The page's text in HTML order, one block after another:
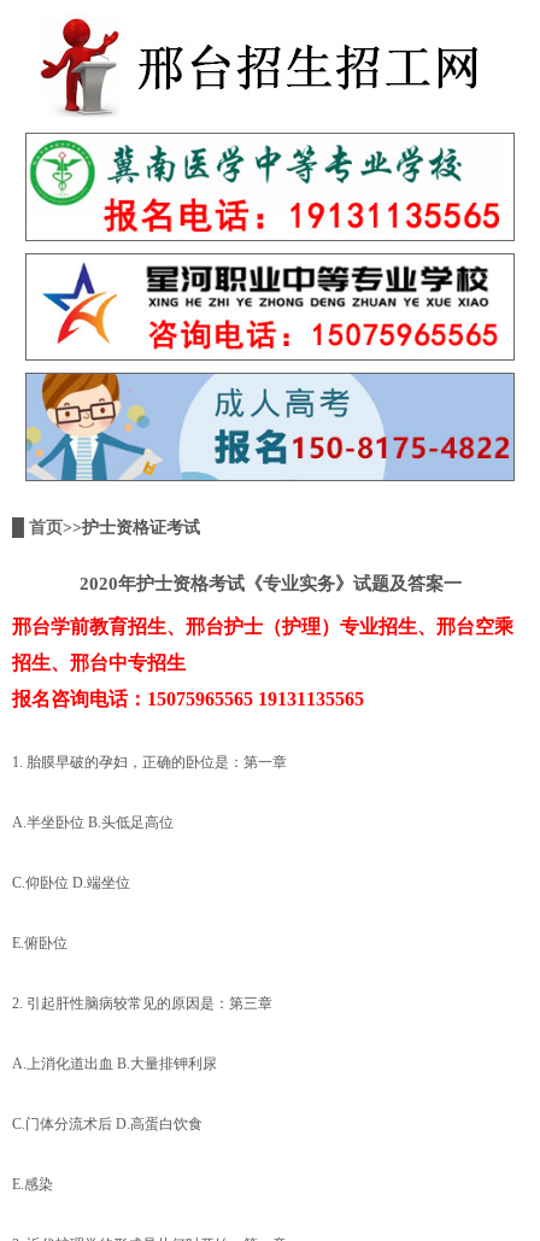
首页>>护士资格证考试
2020年护士资格考试《专业实务》试题及答案一
邢台学前教育招生、邢台护士（护理）专业招生、邢台空乘
招生、邢台中专招生
报名咨询电话：15075965565 19131135565
1. 胎膜早破的孕妇，正确的卧位是：第一章
A.半坐卧位 B.头低足高位
C.仰卧位 D.端坐位
E.俯卧位
2. 引起肝性脑病较常见的原因是：第三章
A.上消化道出血 B.大量排钾利尿
C.门体分流术后 D.高蛋白饮食
E.感染